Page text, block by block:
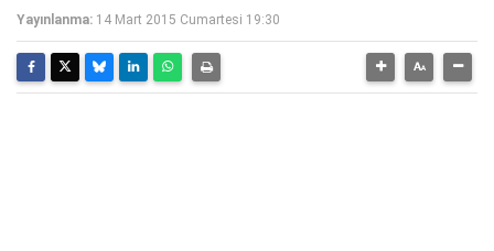
Yayınlanma: 14 Mart 2015 Cumartesi 19:30